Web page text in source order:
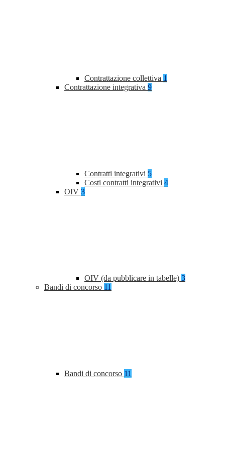
Contrattazione collettiva 1
Contrattazione integrativa 9
Contratti integrativi 5
Costi contratti integrativi 4
OIV 3
OIV (da pubblicare in tabelle) 3
Bandi di concorso 11
Bandi di concorso 11